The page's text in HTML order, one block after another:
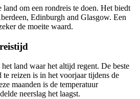
land om een rondreis te doen. Het biedt
Edinburgh and Glasgow. Een
de moeite waard.
land waar het altijd regent. De beste
te reizen is in het voorjaar tijdens de
maanden is de temperatuur
neerslag het laagst.